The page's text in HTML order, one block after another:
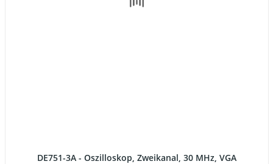
DE751-3A - Oszilloskop, Zweikanal, 30 MHz, VGA